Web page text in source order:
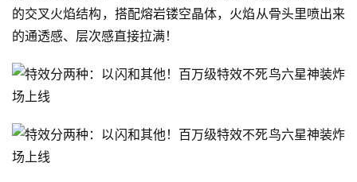
的交叉火焰结构，搭配熔岩镂空晶体，火焰从骨头里喷出来
的通透感、层次感直接拉满！